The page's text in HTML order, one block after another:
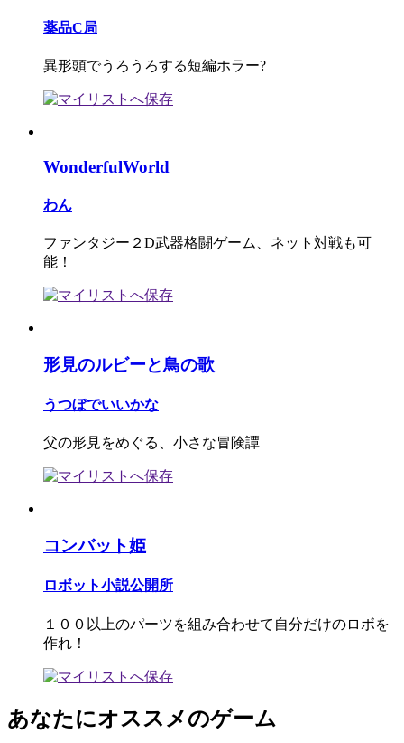
薬品C局
異形頭でうろうろする短編ホラー?
WonderfulWorld
わん
ファンタジー２D武器格闘ゲーム、ネット対戦も可
能！
形見のルビーと鳥の歌
うつぼでいいかな
父の形見をめぐる、小さな冒険譚
コンバット姫
ロボット小説公開所
１００以上のパーツを組み合わせて自分だけのロボを
作れ！
あなたにオススメのゲーム